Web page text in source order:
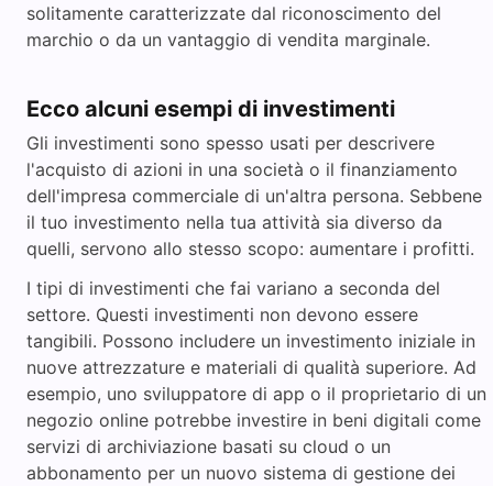
solitamente caratterizzate dal riconoscimento del
marchio o da un vantaggio di vendita marginale.
Ecco alcuni esempi di investimenti
Gli investimenti sono spesso usati per descrivere
l'acquisto di azioni in una società o il finanziamento
dell'impresa commerciale di un'altra persona. Sebbene
il tuo investimento nella tua attività sia diverso da
quelli, servono allo stesso scopo: aumentare i profitti.
I tipi di investimenti che fai variano a seconda del
settore. Questi investimenti non devono essere
tangibili. Possono includere un investimento iniziale in
nuove attrezzature e materiali di qualità superiore. Ad
esempio, uno sviluppatore di app o il proprietario di un
negozio online potrebbe investire in beni digitali come
servizi di archiviazione basati su cloud o un
abbonamento per un nuovo sistema di gestione dei